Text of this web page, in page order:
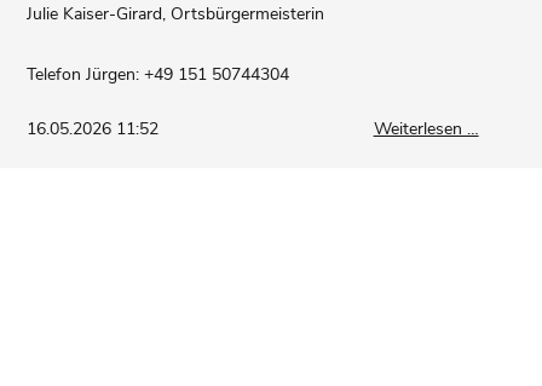
Julie Kaiser-Girard, Ortsbürgermeisterin
Telefon Jürgen: +49 151 50744304
16.05.2026 11:52 Weiterlesen …